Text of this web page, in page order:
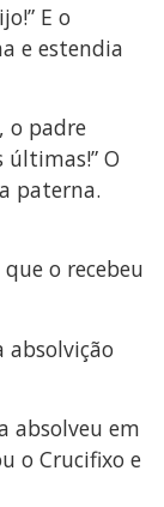
E o
e estendia
padre
últimas!” O
paterna.
o recebeu
em
o Crucifixo e